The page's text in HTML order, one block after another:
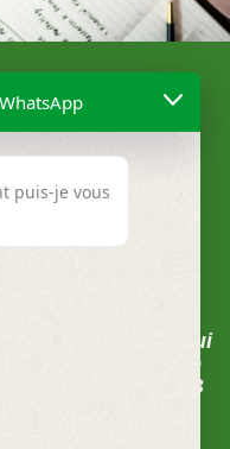
La rue du pavé qui
après la Mairie
FECECAM-CEB
puis-je vous